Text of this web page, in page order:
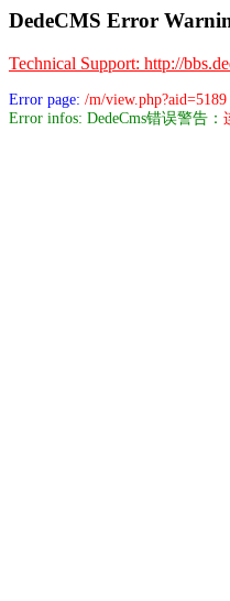
DedeCMS Error
Technical Support: http://
Error page: /m/view.php?aid=5189
Error infos: DedeCms错误警告：